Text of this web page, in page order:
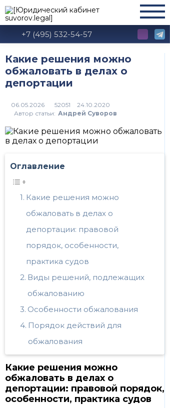
+7 (495) 532-54-57
Какие решения можно
обжаловать в делах о
депортации
52051
Автор статьи: Андрей Суворов
Оглавление
Какие решения можно
обжаловать в делах о
депортации: правовой
порядок, особенности,
практика судов
Виды решений, подлежащих
обжалованию
Особенности обжалования
Порядок действий для
обжалования
Какие решения можно
обжаловать в делах о
депортации: правовой порядок,
особенности, практика судов